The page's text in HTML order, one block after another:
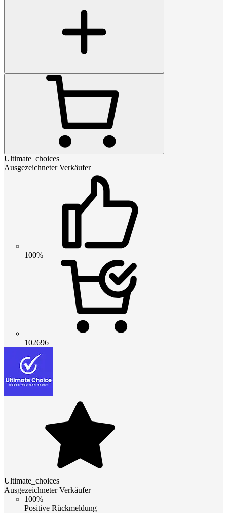
Ultimate_choices
Ausgezeichneter Verkäufer
100%
102696
Ultimate_choices
Ausgezeichneter Verkäufer
100%
Positive Rückmeldung